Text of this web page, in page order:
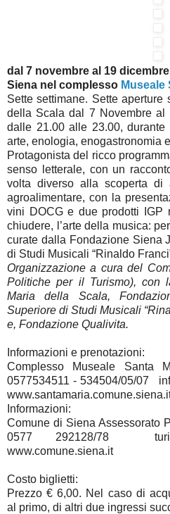
dal 7 novembre al 19
Siena nel complesso Museale
Sette settimane. Sette aperture
della Scala dal 7 Novembre al
dalle 21.00 alle 23.00,
arte, enologia, enogastronomia
Protagonista del ricco
senso letterale, con un
volta diverso alla scoperta di
agroalimentare, con la
vini DOCG e due prodotti IGP
chiudere, l’arte della musica:
curate dalla Fondazione Siena
di Studi Musicali “Rinaldo
Organizzazione a cura del
Politiche per il Turismo), con
Maria della Scala,
Superiore di Studi Musicali
e, Fondazione Qualivita.
Informazioni e prenotazioni:
Complesso Museale
0577534511 - 534504/05/07
Informazioni:
Comune di Siena Assessorato
0577 292128/78
www.comune.siena.it
Costo biglietti:
Prezzo € 6,00. Nel caso di
al primo, di altri due ingressi